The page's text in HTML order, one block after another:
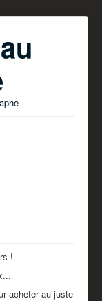
!
acheter au juste